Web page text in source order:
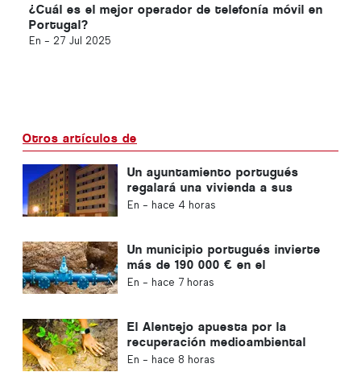
¿Cuál es el mejor operador de telefonía móvil en
Portugal?
En - 27 Jul 2025
Otros artículos de
Un ayuntamiento portugués
regalará una vivienda a sus
ciudadanos
En - hace 4 horas
Un municipio portugués invierte
más de 190 000 € en el
suministro de agua
En - hace 7 horas
El Alentejo apuesta por la
recuperación medioambiental
con fondos europeos
En - hace 8 horas